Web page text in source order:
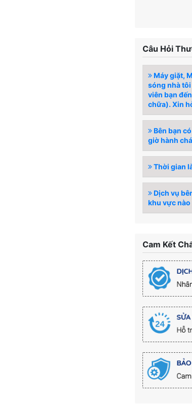
Câu Hỏi
Máy giặt,
sóng nhà
viên bạn
chữa). Xin
Bên bạn
giờ hành
Thời gian
Dịch vụ
khu vực nào
Cam Kết